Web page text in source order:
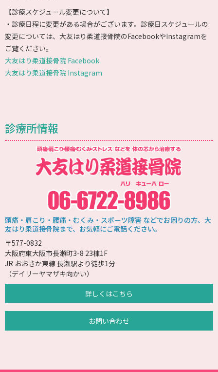
【診療スケジュール変更について】
・診療日程に変更がある場合がございます。診療日スケジュールの
変更については、大友はり柔道接骨院のFacebookやInstagramを
ご覧ください。
大友はり柔道接骨院 Facebook
大友はり柔道接骨院 Instagram
診療所情報
頭痛・肩こり・腰痛・むくみ・スポーツ障害 などでお困りの方、大
友はり柔道接骨院まで、お気軽にご電話ください。
〒577-0832
大阪府東大阪市長瀬町3-8 23棟1F
JR おおさか東線 長瀬駅より徒歩1分
（デイリーヤマザキ向かい）
詳しくはこちら
お問い合わせ